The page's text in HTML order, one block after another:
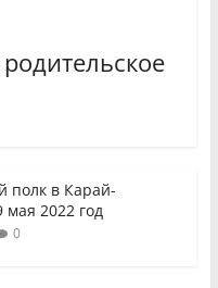
полк в Карай-
мая 2022 год
0